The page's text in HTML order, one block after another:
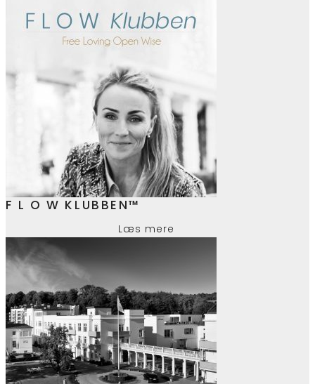
F L O W KLUBBEN™
Læs mere